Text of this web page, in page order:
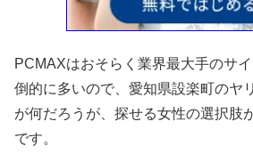
PCMAXはおそらく業界最大手のサ
倒的に多いので、愛知県設楽町のヤ
が何だろうが、探せる女性の選択肢
です。